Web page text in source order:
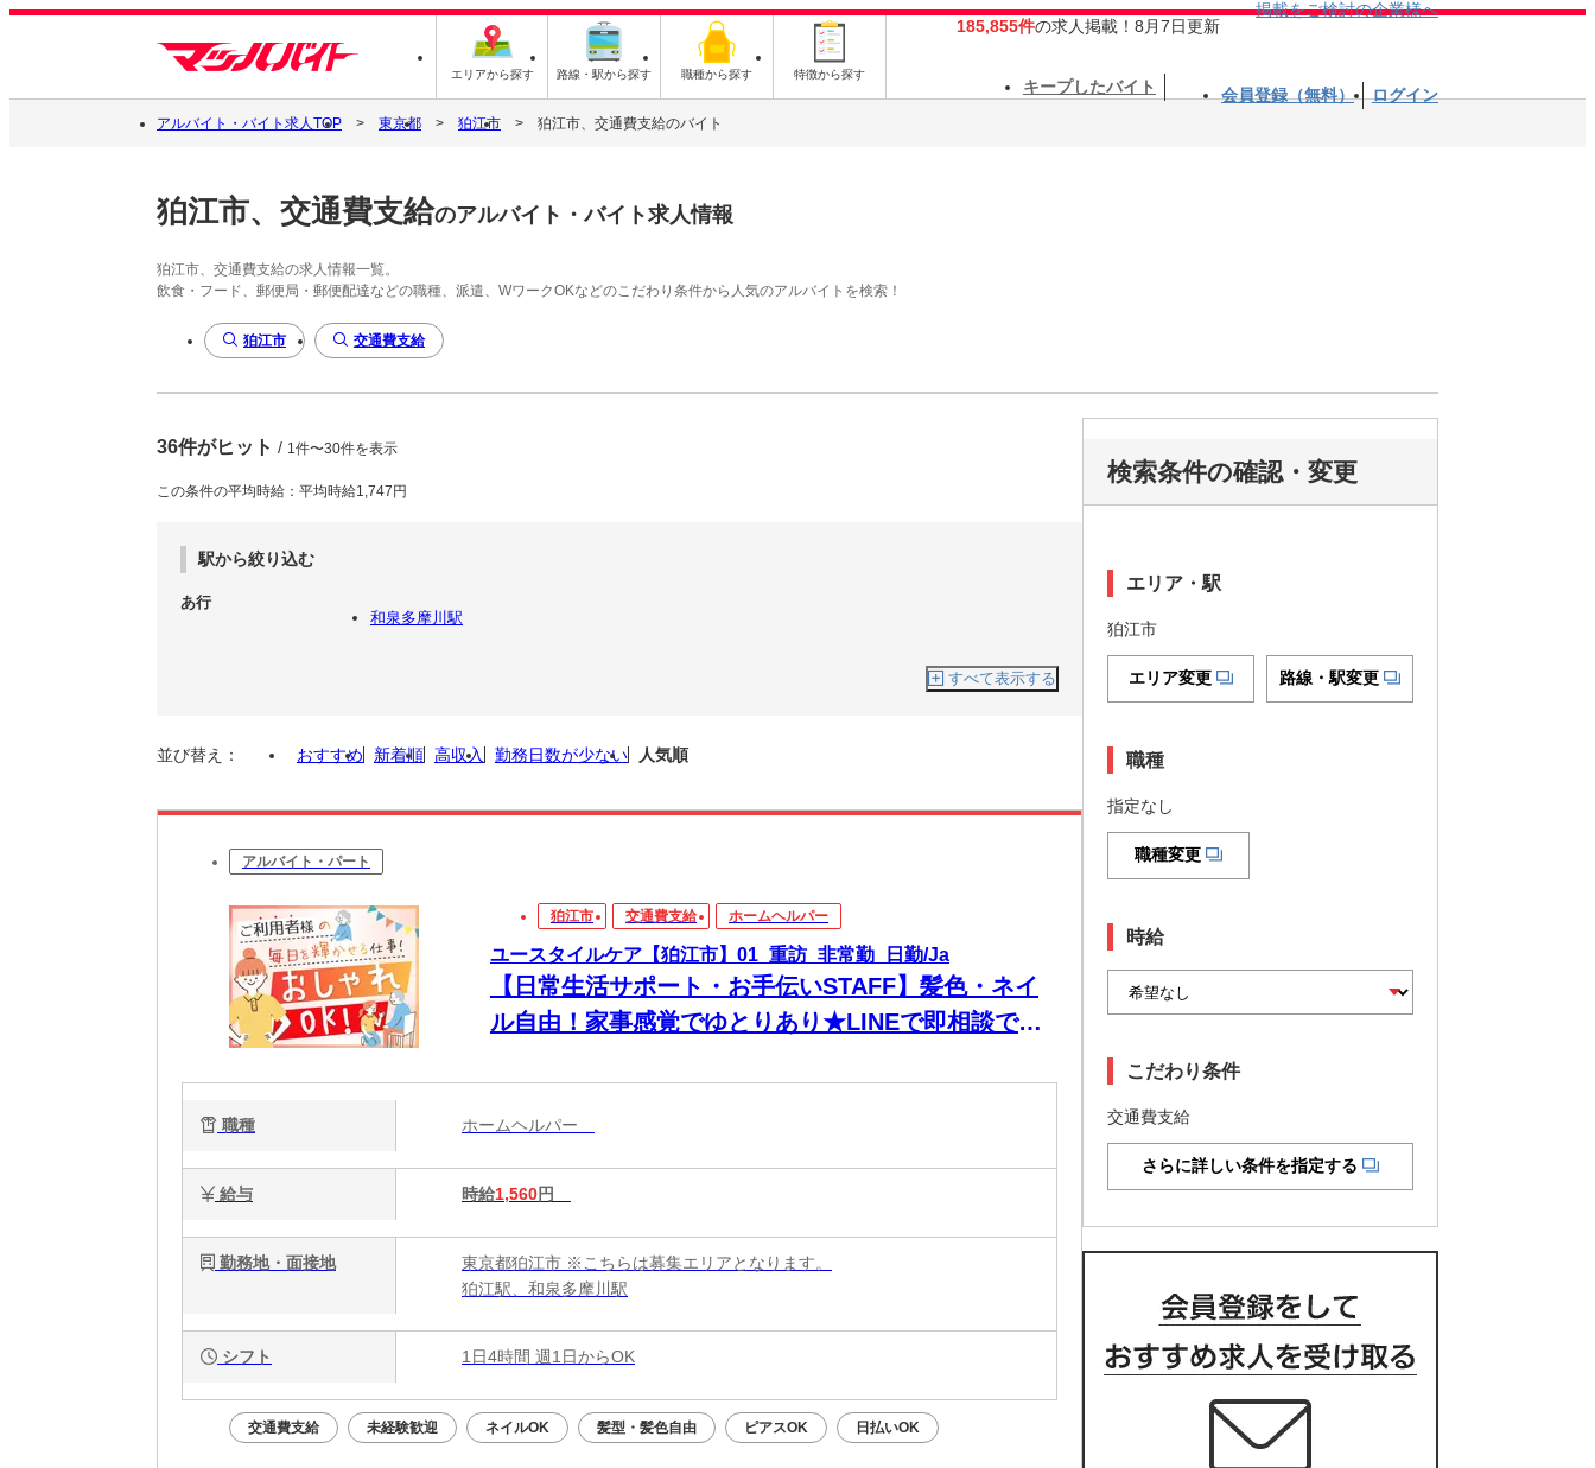
エリアから探す 路線・駅から探す 職種から探す 特徴から探す
185,855件の求人掲載！8月7日更新
掲載をご検討の企業様へ
キープしたバイト 会員登録（無料） ログイン
アルバイト・バイト求人TOP 東京都 狛江市 狛江市、交通費支給のバイト
狛江市、交通費支給のアルバイト・バイト求人情報
狛江市、交通費支給の求人情報一覧。
飲食・フード、郵便局・郵便配達などの職種、派遣、WワークOKなどのこだわり条件から人気のアルバイトを検索！
狛江市 交通費支給
36件がヒット / 1件〜30件を表示
この条件の平均時給：平均時給1,747円
駅から絞り込む
あ行
和泉多摩川駅
すべて表示する
並び替え： おすすめ 新着順 高収入 勤務日数が少ない 人気順
アルバイト・パート
狛江市 交通費支給 ホームヘルパー
ユースタイルケア【狛江市】01_重訪_非常勤_日勤/Ja
【日常生活サポート・お手伝いSTAFF】髪色・ネイ
ル自由！家事感覚でゆとりあり★LINEで即相談でき
職種 ホームヘルパー
給与 時給1,560円
勤務地・面接地
東京都狛江市 ※こちらは募集エリアとなります。
狛江駅、和泉多摩川駅
シフト 1日4時間 週1日からOK
交通費支給 未経験歓迎 ネイルOK 髪型・髪色自由 ピアスOK 日払いOK
検索条件の確認・変更
エリア・駅
狛江市
エリア変更 路線・駅変更
職種
指定なし
職種変更
時給
こだわり条件
交通費支給
さらに詳しい条件を指定する